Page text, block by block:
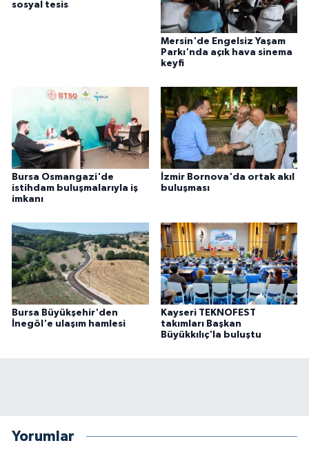
sosyal tesis
Mersin'de Engelsiz Yaşam
Parkı'nda açık hava sinema
keyfi
Bursa Osmangazi'de
istihdam buluşmalarıyla iş
imkanı
İzmir Bornova'da ortak akıl
buluşması
Bursa Büyükşehir'den
İnegöl'e ulaşım hamlesi
Kayseri TEKNOFEST
takımları Başkan
Büyükkılıç'la buluştu
Yorumlar